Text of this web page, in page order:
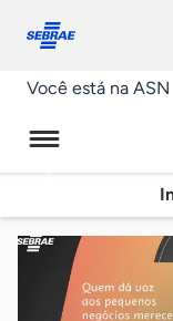
conosco
Você está na ASN